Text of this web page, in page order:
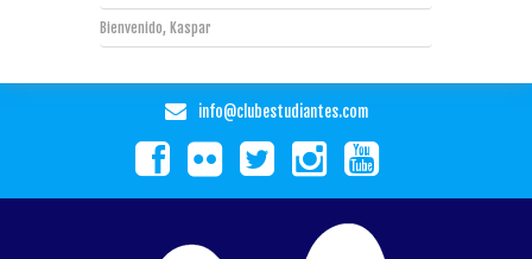
Bienvenido, Kaspar
info@clubestudiantes.com